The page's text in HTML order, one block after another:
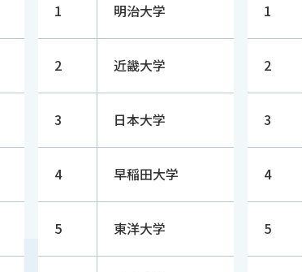
1 明治大学
2 近畿大学
3 日本大学
4 早稲田大学
5 東洋大学
1
2
3
4
5